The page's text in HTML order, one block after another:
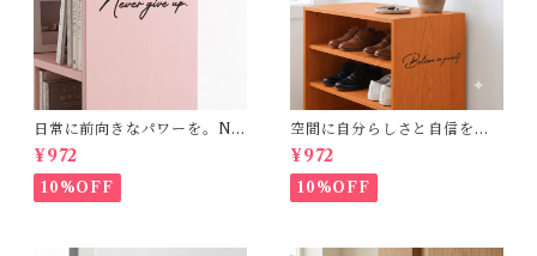
日常に前向きなパワーを。Ne
ver give up.スタイリッシュ
英字ウォールステッカー（横
幅20cm）
¥972
10%OFF
空間に自分らしさと自信をプ
ラス。Believe in yourself.
おしゃれな英字転写ウォール
ステッカー（横幅20cm）
¥972
10%OFF